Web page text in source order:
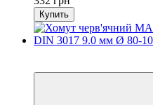
Купить